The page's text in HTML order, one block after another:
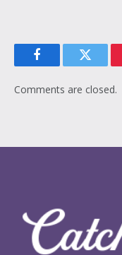
FacebookTwitter
Comments are closed.